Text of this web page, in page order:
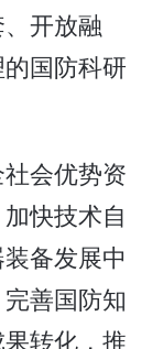
开放融
国防科研
会优势资
快技术自
备发展中
善国防知
转化，推